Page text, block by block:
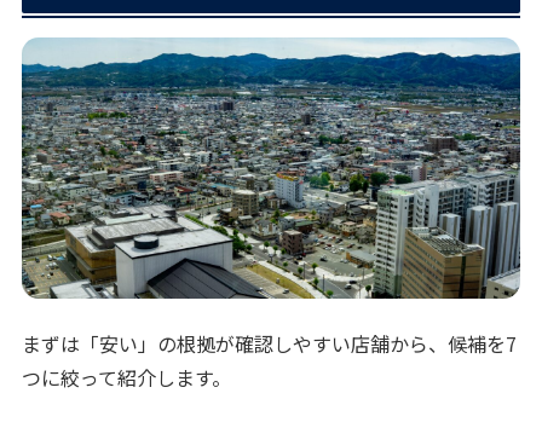
まずは「安い」の根拠が確認しやすい店舗から、候補を7
つに絞って紹介します。